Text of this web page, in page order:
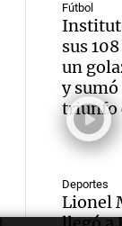
Fútbol
sus
un
y
triunfo
Deportes
Lionel